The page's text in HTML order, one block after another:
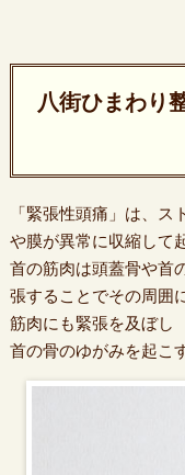
八街ひまわり
「緊張性頭痛」は、
や膜が異常に収縮して
首の筋肉は頭蓋骨や首
張することでその周囲
筋肉にも緊張を及ぼし
首の骨のゆがみを起こ